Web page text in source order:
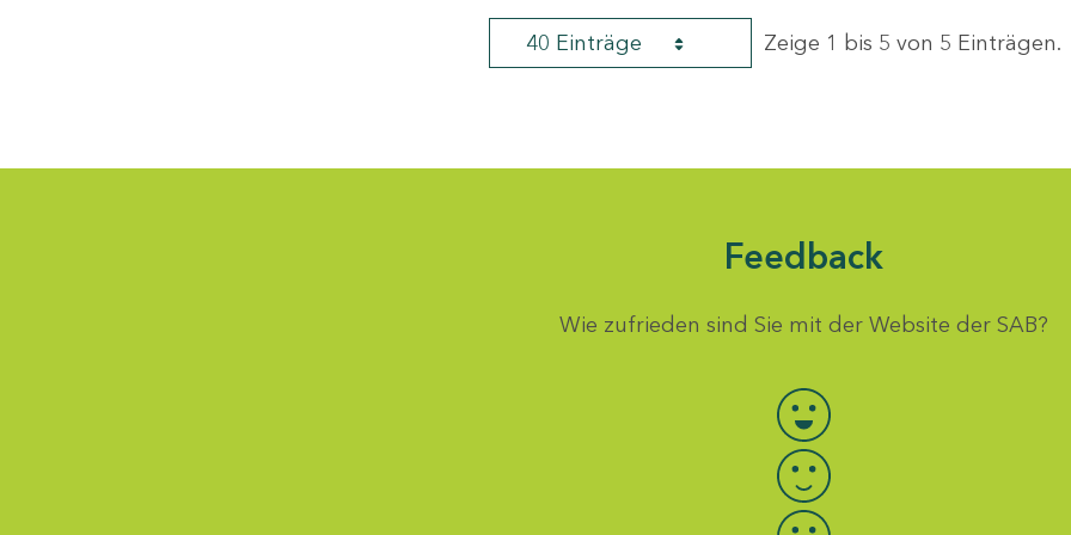
40 Einträge Zeige 1 bis 5 von 5 Einträgen.
Feedback
Wie zufrieden sind Sie mit der Website der SAB?
Bewertung auswählen